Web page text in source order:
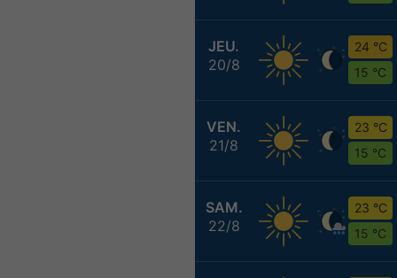
JEU.
20/8
24 °C
15 °C
VEN.
21/8
23 °C
15 °C
SAM.
22/8
23 °C
15 °C